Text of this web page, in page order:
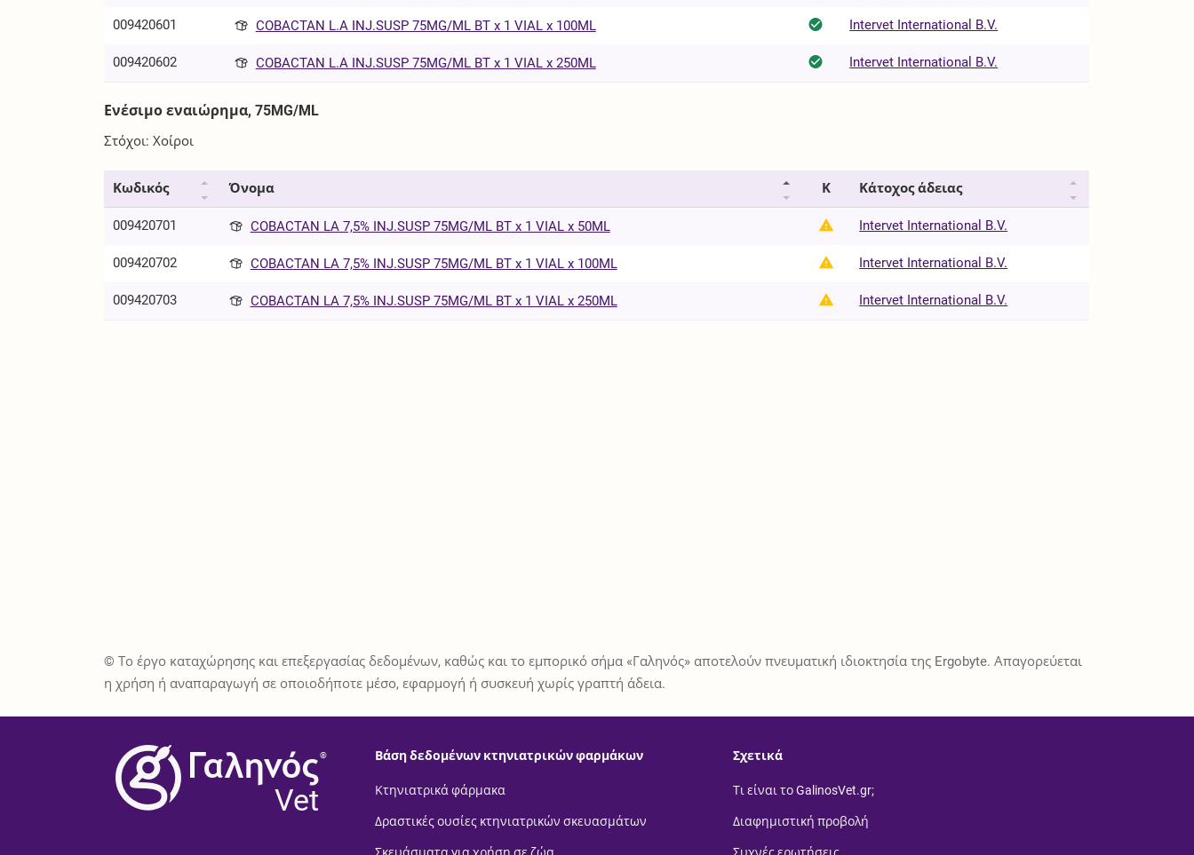
009420601 COBACTAN L.A INJ.SUSP 75MG/ML BT x 1 VIAL x 100ML Intervet International B.V.
009420602 COBACTAN L.A INJ.SUSP 75MG/ML BT x 1 VIAL x 250ML Intervet International B.V.
Ενέσιμο εναιώρημα, 75MG/ML
Στόχοι: Χοίροι
Κωδικός Όνομα Κ Κάτοχος άδειας
009420701 COBACTAN LA 7,5% INJ.SUSP 75MG/ML BT x 1 VIAL x 50ML Intervet International B.V.
009420702 COBACTAN LA 7,5% INJ.SUSP 75MG/ML BT x 1 VIAL x 100ML Intervet International B.V.
009420703 COBACTAN LA 7,5% INJ.SUSP 75MG/ML BT x 1 VIAL x 250ML Intervet International B.V.
© Το έργο καταχώρησης και επεξεργασίας δεδομένων, καθώς και το εμπορικό σήμα «Γαληνός» αποτελούν πνευματική ιδιοκτησία της Ergobyte. Απαγορεύεται
η χρήση ή αναπαραγωγή σε οποιοδήποτε μέσο, εφαρμογή ή συσκευή χωρίς γραπτή άδεια.
®
Vet
Βάση δεδομένων κτηνιατρικών φαρμάκων
Κτηνιατρικά φάρμακα
Δραστικές ουσίες κτηνιατρικών σκευασμάτων
Σχετικά
Τι είναι το GalinosVet.gr;
Διαφημιστική προβολή